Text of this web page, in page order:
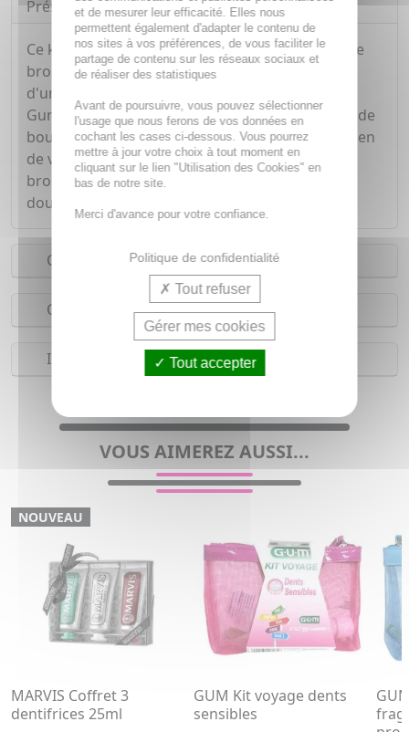
Présentation
Ce kit voyage facile à transporter comporte : une
brosse à dents de voyage Gum pliable et dotée
d'une protection antibactérienne, un dentifrice
Gum Acti Vital qui protège les gencives, un bain de
bouche Gum Acti Vital qui assure un bon entretien
de votre hygiène bucco-dentaire, et une mini-
brossettes Gum Soft-Picks afin de nettoyer en
douceur entre les dents.
Conseils d'utilisation
Composition
Indications
VOUS AIMEREZ AUSSI...
NOUVEAU
MARVIS Coffret 3
dentifrices 25ml
GUM Kit voyage dents
sensibles
et de mesurer leur efficacité. Elles nous
permettent également d'adapter le contenu de
nos sites à vos préférences, de vous faciliter le
partage de contenu sur les réseaux sociaux et
de réaliser des statistiques
Avant de poursuivre, vous pouvez sélectionner
l'usage que nous ferons de vos données en
cochant les cases ci-dessous. Vous pourrez
mettre à jour votre choix à tout moment en
cliquant sur le lien "Utilisation des Cookies" en
bas de notre site.
Merci d'avance pour votre confiance.
Politique de confidentialité
Tout refuser
Gérer mes cookies
Tout accepter